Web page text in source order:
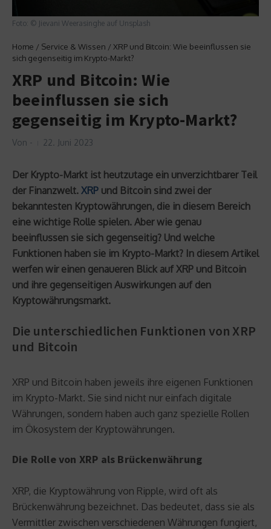
Foto: © Jievani Weerasinghe auf Unsplash
Home / Service & Wissen / XRP und Bitcoin: Wie beeinflussen sie
sich gegenseitig im Krypto-Markt?
XRP und Bitcoin: Wie
beeinflussen sie sich
gegenseitig im Krypto-Markt?
Von - 22. Juni 2023
Der Krypto-Markt ist heutzutage ein unverzichtbarer Teil
der Finanzwelt. XRP und Bitcoin sind zwei der
bekanntesten Kryptowährungen, die in diesem Bereich
eine wichtige Rolle spielen. Aber wie genau
beeinflussen sie sich gegenseitig? Und welche
Funktionen haben sie im Krypto-Markt? In diesem Artikel
werfen wir einen genaueren Blick auf XRP und Bitcoin
und ihre gegenseitigen Auswirkungen auf den
Kryptowährungsmarkt.
Die unterschiedlichen Funktionen von XRP
und Bitcoin
XRP und Bitcoin haben jeweils ihre eigenen Funktionen
im Krypto-Markt. Sie sind nicht nur einfach digitale
Währungen, sondern haben auch ganz spezielle Rollen
im Ökosystem der Kryptowährungen.
Die Rolle von XRP als Brückenwährung
XRP, die Kryptowährung von Ripple, wird oft als
Brückenwährung bezeichnet. Das bedeutet, dass sie als
Vermittler zwischen verschiedenen Währungen fungiert,